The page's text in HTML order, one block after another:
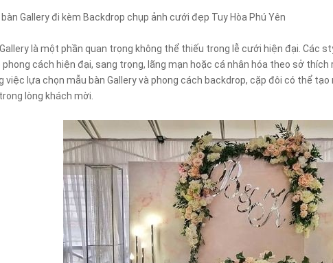
bàn Gallery đi kèm Backdrop chụp ảnh cưới đẹp Tuy Hòa Phú Yên
là một phần quan trọng không thể thiếu trong lễ cưới hiện đại. Các
phong cách hiện đại, sang trọng, lãng mạn hoặc cá nhân hóa theo sở thích
việc lựa chọn mẫu bàn Gallery và phong cách backdrop, cặp đôi có thể
lòng khách mời.